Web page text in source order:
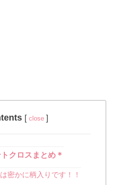
[ close ]
クロスまとめ＊
密かに柄入りです！！